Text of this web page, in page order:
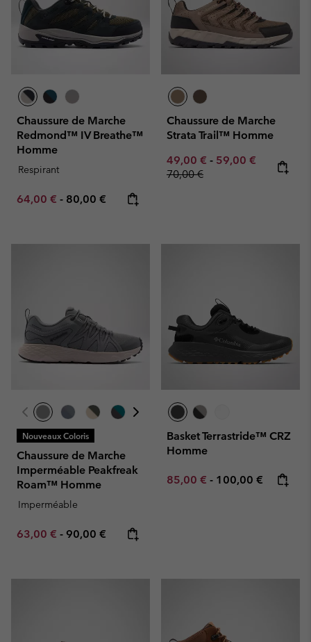
Chaussure de Marche
Redmond™ IV Breathe™
Homme
Respirant
Minimum sale price:
64,00 € - Maximum price:
80,00 €
Chaussure de Marche
Strata Trail™ Homme
Minimum sale price:
49,00 € - Maximum sale
59,00 € Regular
70,00 €
Nouveaux Coloris
Chaussure de Marche
Imperméable Peakfreak
Roam™ Homme
Imperméable
Minimum sale price:
63,00 € - Maximum price:
90,00 €
Basket Terrastride™ CRZ
Homme
Minimum sale price:
85,00 € - Maximum price:
100,00 €